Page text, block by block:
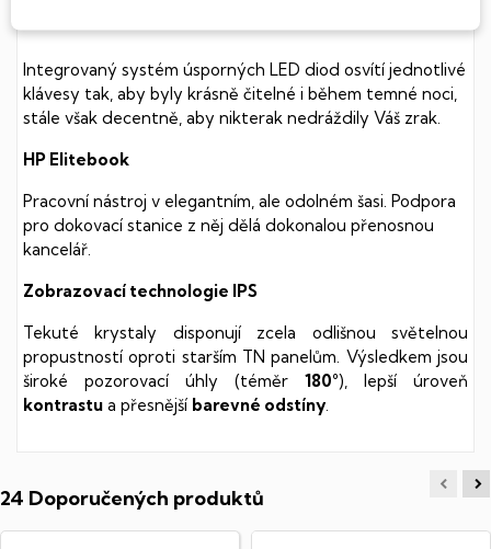
Integrovaný systém úsporných LED diod osvítí jednotlivé
klávesy tak, aby byly krásně čitelné i během temné noci,
stále však decentně, aby nikterak nedráždily Váš zrak.
HP Elitebook
Pracovní nástroj v elegantním, ale odolném šasi. Podpora
pro dokovací stanice z něj dělá dokonalou přenosnou
kancelář.
Zobrazovací technologie IPS
Tekuté krystaly disponují zcela odlišnou světelnou
propustností oproti starším TN panelům. Výsledkem jsou
široké pozorovací úhly (téměr 180°), lepší úroveň
kontrastu a přesnější barevné odstíny
24 Doporučených produktů